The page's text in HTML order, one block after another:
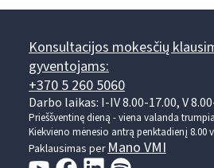
Konsultacijos mokesčių
gyventojams:
+370 5 260 5060
Darbo laikas: I-IV 8.00-17.00, V
Prieššventinę dieną - viena valanda
Kiekvieno mėnesio antrą penktadienį 8.00
Paklausimas perMano VMI